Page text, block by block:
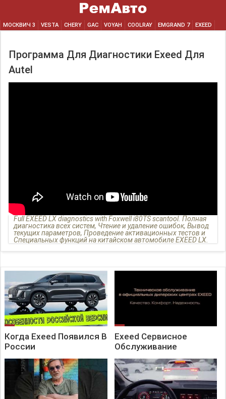
МОСКВИЧ 3 VESTA CHERY GAC VOYAH COOLRAY EMGRAND 7 EXEED
Программа Для Диагностики Exeed Для
Autel
Full EXEED LX diagnostics with Foxwell i80TS scantool. Полная
диагностика всех систем, Чтение и удаление ошибок, Вывод
текущих параметров, Проведение активационных тестов и
Специальных функций на китайском автомобиле EXEED LX.
Когда Exeed Появился В
России
Exeed Сервисное
Обслуживание